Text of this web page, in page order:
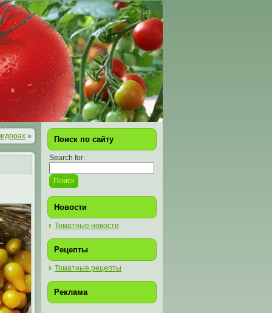
» Поиск по сайту
Search for:
Новости
Томатные новости
Рецепты
Томатные рецепты
Реклама